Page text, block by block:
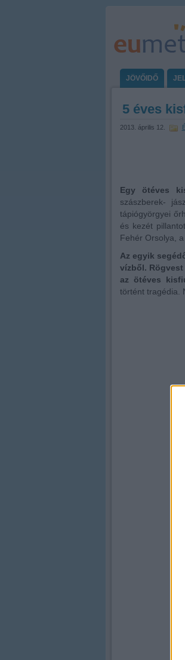
JÖVŐIDŐ
5 éves
2013. április 12.
Egy ötéves
szászberek-
tápiógyörgyei
és kezét
Fehér Orsolya,
Az egyik
vízből.
az ötéves
történt tragédia.